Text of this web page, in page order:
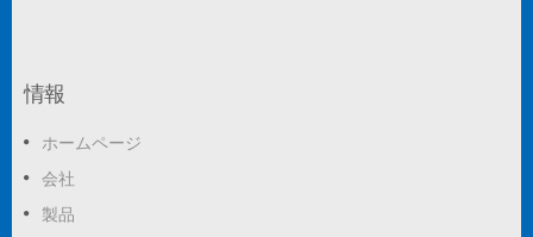
情報
ホームページ
会社
製品